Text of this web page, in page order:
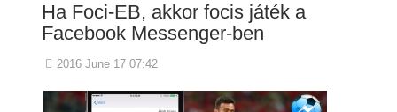
Ha Foci-EB, akkor focis játék a
Facebook Messenger-ben
2016 June 17 07:42